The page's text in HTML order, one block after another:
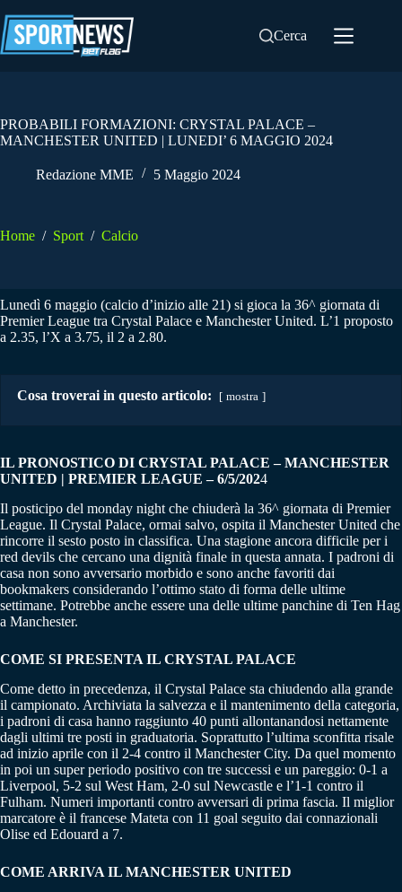
al
contenuto
Cerca
PROBABILI FORMAZIONI: CRYSTAL PALACE –
MANCHESTER UNITED | LUNEDI’ 6 MAGGIO 2024
Redazione MME 5 Maggio 2024
Home / Sport / Calcio
Lunedì 6 maggio (calcio d’inizio alle 21) si gioca la 36^ giornata di
Premier League tra Crystal Palace e Manchester United. L’1 proposto
a 2.35, l’X a 3.75, il 2 a 2.80.
Cosa troverai in questo articolo: mostra
IL PRONOSTICO DI CRYSTAL PALACE – MANCHESTER
UNITED | PREMIER LEAGUE – 6/5/2024
Il posticipo del monday night che chiuderà la 36^ giornata di Premier
League. Il Crystal Palace, ormai salvo, ospita il Manchester United che
rincorre il sesto posto in classifica. Una stagione ancora difficile per i
red devils che cercano una dignità finale in questa annata. I padroni di
casa non sono avversario morbido e sono anche favoriti dai
bookmakers considerando l’ottimo stato di forma delle ultime
settimane. Potrebbe anche essere una delle ultime panchine di Ten Hag
a Manchester.
COME SI PRESENTA IL CRYSTAL PALACE
Come detto in precedenza, il Crystal Palace sta chiudendo alla grande
il campionato. Archiviata la salvezza e il mantenimento della categoria,
i padroni di casa hanno raggiunto 40 punti allontanandosi nettamente
dagli ultimi tre posti in graduatoria. Soprattutto l’ultima sconfitta risale
ad inizio aprile con il 2-4 contro il Manchester City. Da quel momento
in poi un super periodo positivo con tre successi e un pareggio: 0-1 a
Liverpool, 5-2 sul West Ham, 2-0 sul Newcastle e l’1-1 contro il
Fulham. Numeri importanti contro avversari di prima fascia. Il miglior
marcatore è il francese Mateta con 11 goal seguito dai connazionali
Olise ed Edouard a 7.
COME ARRIVA IL MANCHESTER UNITED